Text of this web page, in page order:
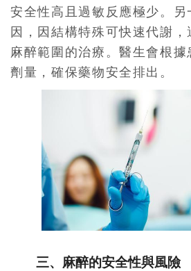
安全性高且過敏反應極少。另
因，因結構特殊可快速代謝，
麻醉範圍的治療。醫生會根
劑量，確保藥物安全排出。
三、麻醉的安全性與風險